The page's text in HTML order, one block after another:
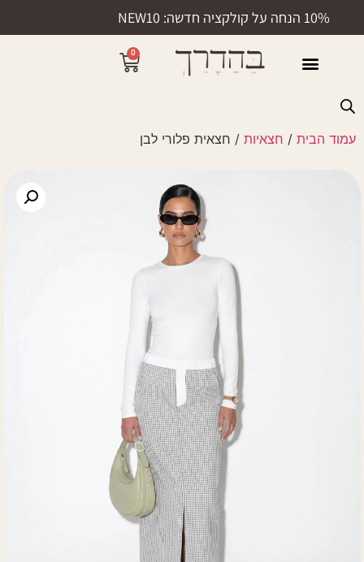
10% הנחה על קולקציה חדשה: NEW10
0
עמוד הבית / חצאיות / חצאית פלורי לבן